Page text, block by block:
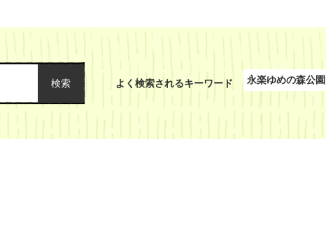
検索
よく検索されるキーワード 永楽ゆめの森公園